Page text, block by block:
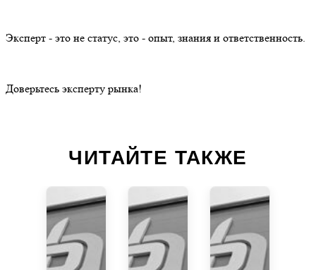
Эксперт - это не статус, это - опыт, знания и ответственность.
Доверьтесь эксперту рынка!
ЧИТАЙТЕ ТАКЖЕ